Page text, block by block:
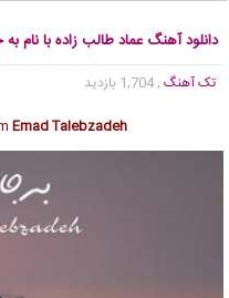
دانلود آهنگ عماد طالب زاده با نام
تک آهنگ , 1,704 بازدید
Emad Talebzadeh